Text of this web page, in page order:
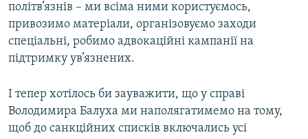
політв’язнів – ми всіма ними користуємось,
привозимо матеріали, організовуємо заходи
спеціальні, робимо адвокаційні кампанії на
підтримку ув’язнених.
І тепер хотілось би зауважити, що у справі
Володимира Балуха ми наполягатимемо на тому,
щоб до санкційних списків включались усі